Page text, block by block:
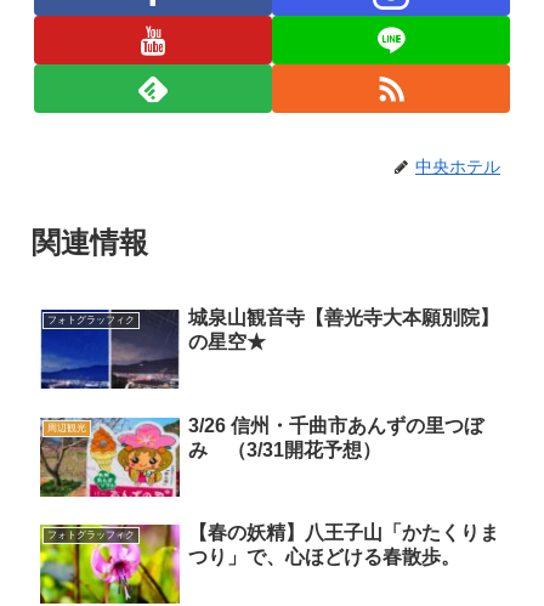
中央ホテル
関連情報
フォトグラッフィク
城泉山観音寺【善光寺大本願別院】
の星空★
周辺観光
3/26 信州・千曲市あんずの里つぼ
み （3/31開花予想）
フォトグラッフィク
【春の妖精】八王子山「かたくりま
つり」で、心ほどける春散歩。